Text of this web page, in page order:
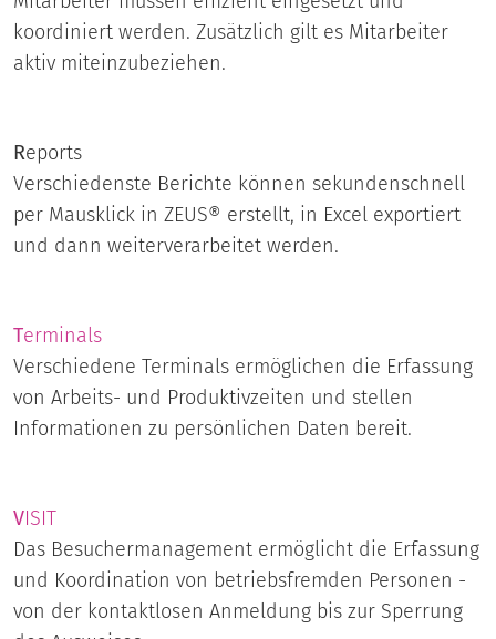
koordiniert werden. Zusätzlich gilt es Mitarbeiter
aktiv miteinzubeziehen.
Reports
Verschiedenste Berichte können sekundenschnell
per Mausklick in ZEUS® erstellt, in Excel exportiert
und dann weiterverarbeitet werden.
Terminals
Verschiedene Terminals ermöglichen die Erfassung
von Arbeits- und Produktivzeiten und stellen
Informationen zu persönlichen Daten bereit.
VISIT
Das Besuchermanagement ermöglicht die Erfassung
und Koordination von betriebsfremden Personen -
von der kontaktlosen Anmeldung bis zur Sperrung